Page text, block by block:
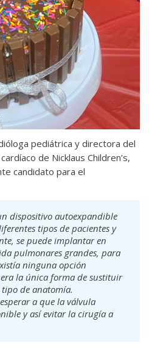
pediátrica y directora del
de Nicklaus Children’s,
candidato para el
dispositivo autoexpandible
tipos de pacientes y
se puede implantar en
pulmonares grandes, para
ninguna opción
la única forma de sustituir
de anatomía.
a que la válvula
y así evitar la cirugía a